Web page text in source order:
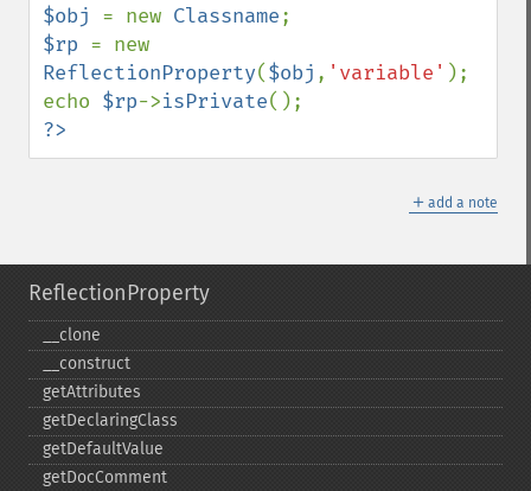
$obj = new Classname
$rp
ReflectionProperty($obj , 'variable' );
echo $rp->isPrivate
?>
＋ add a note
ReflectionProperty
_​_​clone
_​_​construct
getAttributes
getDeclaringClass
getDefaultValue
getDocComment